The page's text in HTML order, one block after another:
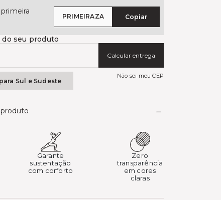
PRIMEIRAZA Copiar
seu produto
Calcular entrega
Sul e Sudeste
Não sei meu CEP
Garante
sustentação
com corforto
Zero
transparência
em cores
claras